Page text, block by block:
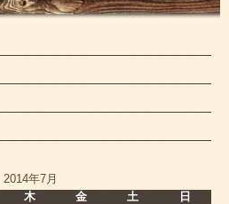
2014年7月
木 金 土
日